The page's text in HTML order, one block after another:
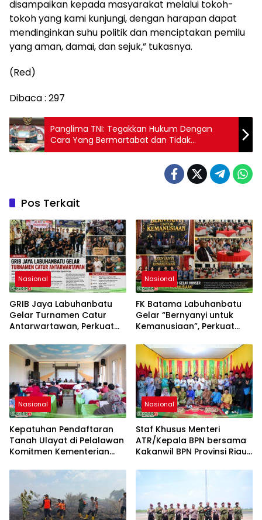
disampaikan kepada masyarakat melalui tokoh-
tokoh yang kami kunjungi, dengan harapan dapat
mendinginkan suhu politik dan menciptakan pemilu
yang aman, damai, dan sejuk,” tukasnya.
(Red)
Dibaca : 297
Panglima TNI: Tegakkan Hukum Dengan
Cara Yang Bermartabat dan Tidak
Melanggar Hukum
Pos Terkait
Nasional
GRIB Jaya Labuhanbatu
Gelar Turnamen Catur
Antarwartawan, Perkuat
Nasional
FK Batama Labuhanbatu
Gelar “Bernyanyi untuk
Kemanusiaan”, Perkuat
Sosial
Nasional
Kepatuhan Pendaftaran
Tanah Ulayat di Pelalawan
Komitmen Kementerian
Nasional
Staf Khusus Menteri
ATR/Kepala BPN bersama
Kakanwil BPN Provinsi Riau
Pendaftaran Tanah Ulayat